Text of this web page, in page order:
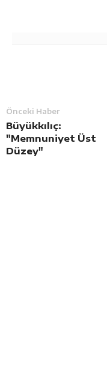
Önceki Haber
Büyükkılıç:
"Memnuniyet Üst
Düzey"